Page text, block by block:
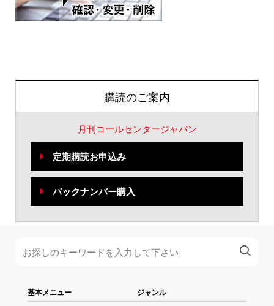
購読のご案内
月刊コールセンタージャパン
定期購読お申込み
バックナンバー購入
基本メニュー ジャンル